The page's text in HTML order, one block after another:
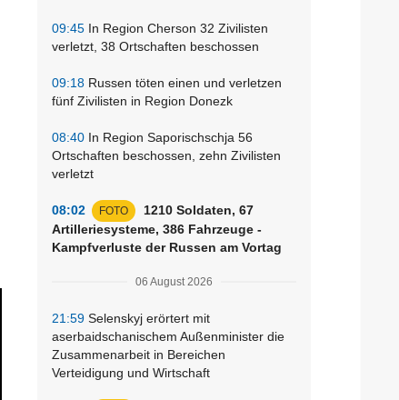
09:45 In Region Cherson 32 Zivilisten
verletzt, 38 Ortschaften beschossen
09:18 Russen töten einen und verletzen
fünf Zivilisten in Region Donezk
08:40 In Region Saporischschja 56
Ortschaften beschossen, zehn Zivilisten
verletzt
08:02 FOTO
1210 Soldaten, 67
Artilleriesysteme, 386 Fahrzeuge -
Kampfverluste der Russen am Vortag
06 August 2026
21:59 Selenskyj erörtert mit
aserbaidschanischem Außenminister die
Zusammenarbeit in Bereichen
Verteidigung und Wirtschaft